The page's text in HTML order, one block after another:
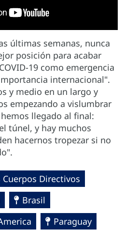
últimas semanas, nunca
posición para acabar
19 como emergencia
internacional".
y medio en un largo y
empezando a vislumbrar
llegado al final:
túnel, y hay muchos
hacernos tropezar si no
Directivos
Brasil
Paraguay